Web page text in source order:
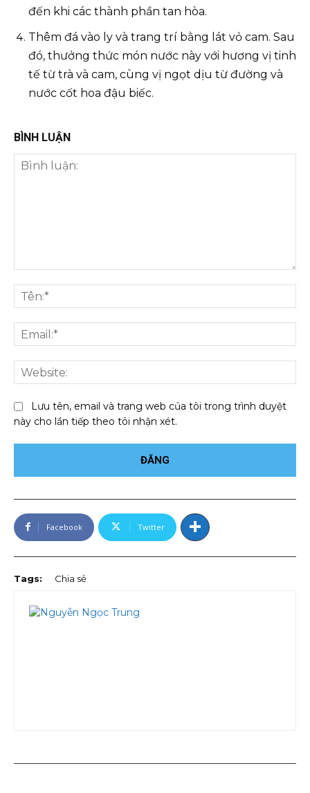
đến khi các thành phần tan hòa.
Thêm đá vào ly và trang trí bằng lát vỏ cam. Sau
đó, thưởng thức món nước này với hương vị tinh
tế từ trà và cam, cùng vị ngọt dịu từ đường và
nước cốt hoa đậu biếc.
BÌNH LUẬN
luận:
Lưu tên, email và trang web của tôi trong trình duyệt
này cho lần tiếp theo tôi nhận xét.
Facebook Twitter
Tags: Chia sẻ